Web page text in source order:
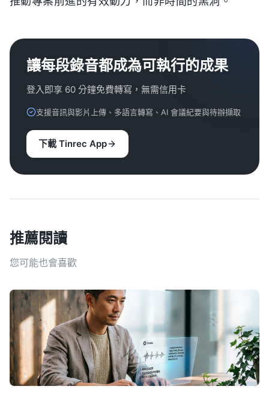
讓每段錄音都成為可執行的成果
登入即享 60 分鐘免費轉寫，無需信用卡
支援音訊與影片上傳、多語言轉寫、AI 會議紀要與待辦擷取
下載 Tinrec App
推薦閱讀
您可能也會喜歡